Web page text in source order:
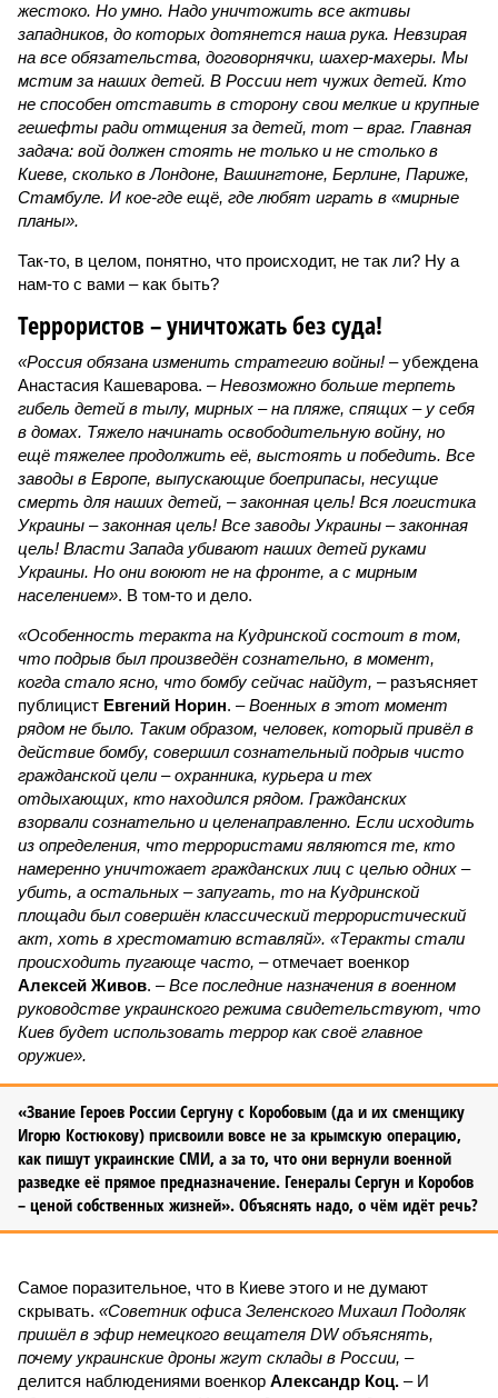
жестоко. Но умно. Надо уничтожить все активы
западников, до которых дотянется наша рука. Невзирая
на все обязательства, договорнячки, шахер-махеры. Мы
мстим за наших детей. В России нет чужих детей. Кто
не способен отставить в сторону свои мелкие и крупные
гешефты ради отмщения за детей, тот – враг. Главная
задача: вой должен стоять не только и не столько в
Киеве, сколько в Лондоне, Вашингтоне, Берлине, Париже,
Стамбуле. И кое-где ещё, где любят играть в «мирные
планы».
Так-то, в целом, понятно, что происходит, не так ли? Ну а
нам-то с вами – как быть?
Террористов – уничтожать без суда!
«Россия обязана изменить стратегию войны! – убеждена
Анастасия Кашеварова. –Невозможно больше терпеть
гибель детей в тылу, мирных – на пляже, спящих – у себя
в домах. Тяжело начинать освободительную войну, но
ещё тяжелее продолжить её, выстоять и победить. Все
заводы в Европе, выпускающие боеприпасы, несущие
смерть для наших детей, – законная цель! Вся логистика
Украины – законная цель! Все заводы Украины – законная
цель! Власти Запада убивают наших детей руками
Украины. Но они воюют не на фронте, а с мирным
населением». В том-то и дело.
«Особенность теракта на Кудринской состоит в том,
что подрыв был произведён сознательно, в момент,
когда стало ясно, что бомбу сейчас найдут, – разъясняет
публицист Евгений Норин. –Военных в этот момент
рядом не было. Таким образом, человек, который привёл в
действие бомбу, совершил сознательный подрыв чисто
гражданской цели – охранника, курьера и тех
отдыхающих, кто находился рядом. Гражданских
взорвали сознательно и целенаправленно. Если исходить
из определения, что террористами являются те, кто
намеренно уничтожает гражданских лиц с целью одних –
убить, а остальных – запугать, то на Кудринской
площади был совершён классический террористический
акт, хоть в хрестоматию вставляй». «Теракты стали
происходить пугающе часто, – отмечает военкор
Алексей Живов. –Все последние назначения в военном
руководстве украинского режима свидетельствуют, что
Киев будет использовать террор как своё главное
оружие».
«Звание Героев России Сергуну с Коробовым (да и их сменщику
Игорю Костюкову) присвоили вовсе не за крымскую операцию,
как пишут украинские СМИ, а за то, что они вернули военной
разведке её прямое предназначение. Генералы Сергун и Коробов
– ценой собственных жизней». Объяснять надо, о чём идёт речь?
Самое поразительное, что в Киеве этого и не думают
скрывать. «Советник офиса Зеленского Михаил Подоляк
пришёл в эфир немецкого вещателя DW объяснять,
почему украинские дроны жгут склады в России, –
делится наблюдениями военкор Александр Коц. – И